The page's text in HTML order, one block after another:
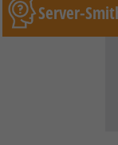
Server-